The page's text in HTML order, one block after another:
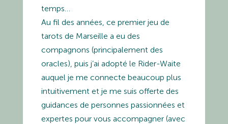
temps…
Au fil des années, ce premier jeu de
tarots de Marseille a eu des
compagnons (principalement des
oracles), puis j’ai adopté le Rider-Waite
auquel je me connecte beaucoup plus
intuitivement et je me suis offerte des
guidances de personnes passionnées et
expertes pour vous accompagner (avec